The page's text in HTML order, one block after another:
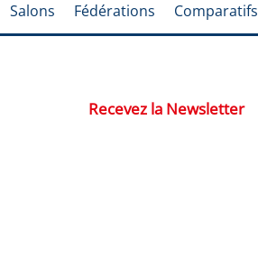
Salons Fédérations Comparatifs
Recevez la Newsletter